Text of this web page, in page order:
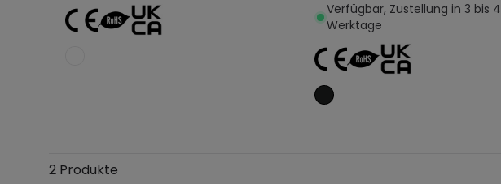
Verfügbar, Zustellung in 3 bis 4
Werktage
2 Produkte